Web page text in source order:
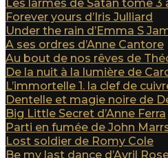
Les larmes de Satan tome 3
Forever yours d’Iris Julliard
Under the rain d’Emma S
A ses ordres d’Anne Cantore
Au bout de nos rêves de
De la nuit à la lumière de
L’immortelle 1. la clef de
Dentelle et magie noire de
Big Little Secret d’Anne Ferra
Parti en fumée de John
Lost soldier de Romy Cole
Be my last dance d’Avril